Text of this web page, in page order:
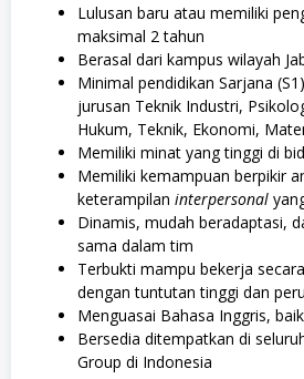
Lulusan baru atau memiliki
maksimal 2 tahun
Berasal dari kampus wilayah
Minimal pendidikan Sarjana
jurusan Teknik Industri,
Hukum, Teknik, Ekonomi,
Memiliki minat yang tinggi di
Memiliki kemampuan berpikir
keterampilan interpersonal
Dinamis, mudah beradaptasi,
sama dalam tim
Terbukti mampu bekerja
dengan tuntutan tinggi dan
Menguasai Bahasa Inggris,
Bersedia ditempatkan di
Group di Indonesia